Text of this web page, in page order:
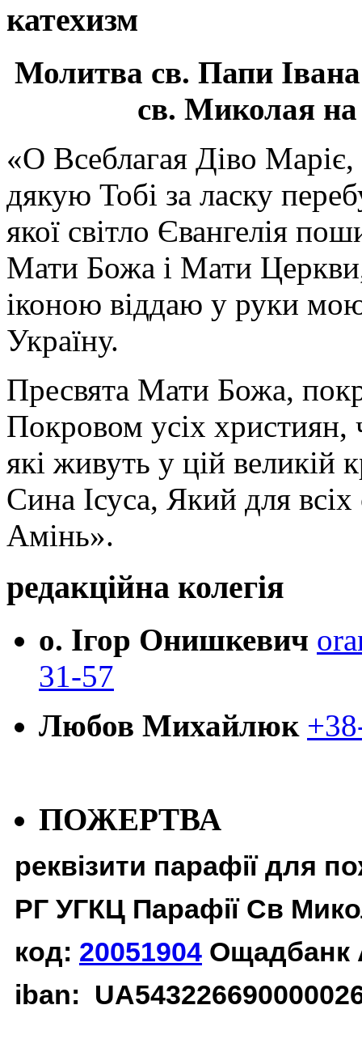
катехизм
Молитва св. Папи
св. Миколая на
«О Всеблагая Діво
дякую Тобі за ласку
якої світло Євангелія
Мати Божа і Мати
іконою віддаю у руки
Україну.
Пресвята Мати Божа,
Покровом усіх християн,
які живуть у цій великій
Сина Ісуса, Який для
Амінь».
редакційна колегія
о. Ігор Онишкевич
31-57
Любов Михайлюк
ПОЖЕРТВА
реквізити парафії для
РГ УГКЦ Парафії Св
код: 20051904 Ощадбанк
iban: